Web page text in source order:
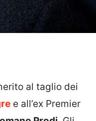
al taglio dei
e all’ex Premier